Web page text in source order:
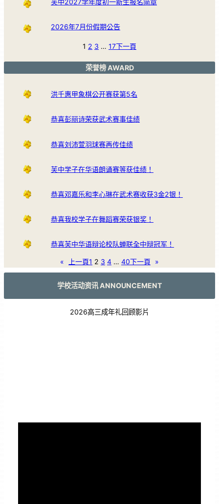
芙中2027学年度初一新生报名简章
2026年7月份假期公告
1 2 3 … 17下一頁
荣誉榜 AWARD
洪千惠甲象棋公开赛获第5名
恭喜彭丽诗荣获武术赛事佳绩
恭喜刘沛萱羽球赛再传佳绩
芙中学子在华语朗诵赛等获佳绩！
恭喜邓嘉乐和李心琳在武术赛收获3金2银！
恭喜我校学子在舞蹈赛荣获银奖！
恭喜芙中华语辩论校队蝉联全中辩冠军！
« 上一頁1 2 3 4 … 40下一頁 »
学校活动资讯 ANNOUNCEMENT
2026高三成年礼回顾影片